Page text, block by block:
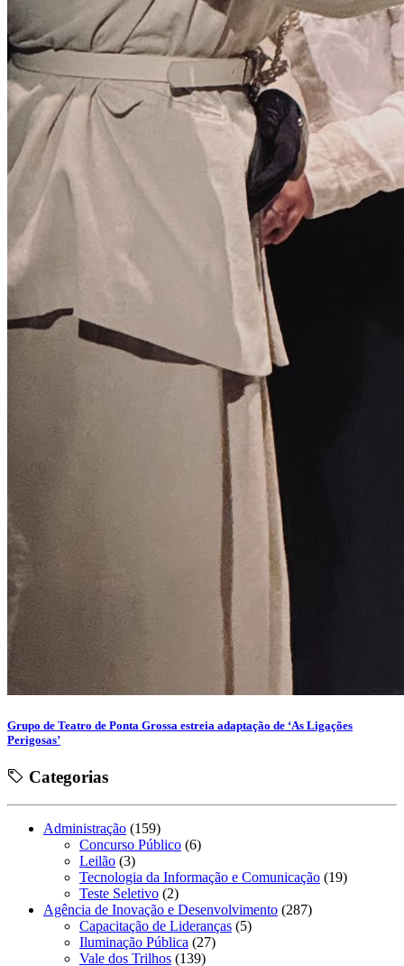
Grupo de Teatro de Ponta Grossa estreia adaptação de ‘As Ligações
Perigosas’
Categorias
Administração (159)
Concurso Público (6)
Leilão (3)
Tecnologia da Informação e Comunicação (19)
Teste Seletivo (2)
Agência de Inovação e Desenvolvimento (287)
Capacitação de Lideranças (5)
Iluminação Pública (27)
Vale dos Trilhos (139)